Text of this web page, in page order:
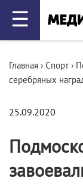
☰
Главная › Спорт ›
серебряных
25.09.2020